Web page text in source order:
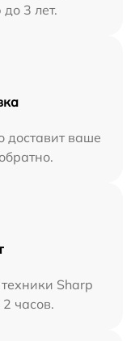
3 лет.
доставит ваше
Sharp
часов.